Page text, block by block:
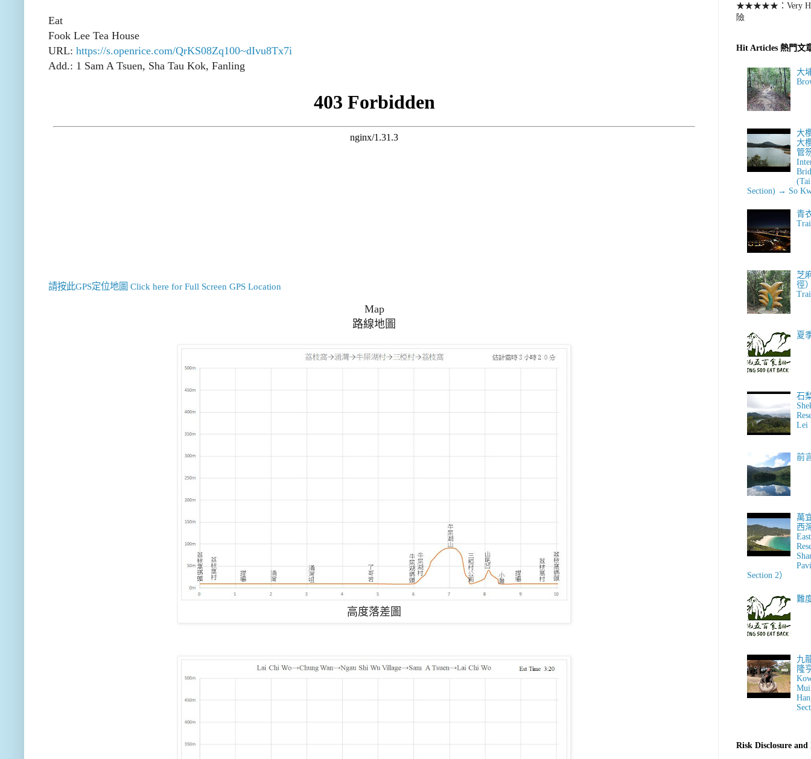
Eat
Fook Lee Tea House
URL: https://s.openrice.com/QrKS08Zq100~dIvu8Tx7i
Add.: 1 Sam A Tsuen, Sha Tau Kok, Fanling
請按此GPS定位地圖 Click here for Full Screen GPS Location
Map
路線地圖
高度落差圖
★★★★★： Very
險
Hit Articles 熱門文
大
大
大
管
Section) → So
青
芝
徑
夏
石
Lei
前
萬
西
Section 2）
難
九
隆
Risk Disclosure